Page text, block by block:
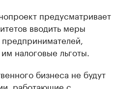
предусматривает
вводить меры
налоговые льготы.
бизнеса не будут
работающие с